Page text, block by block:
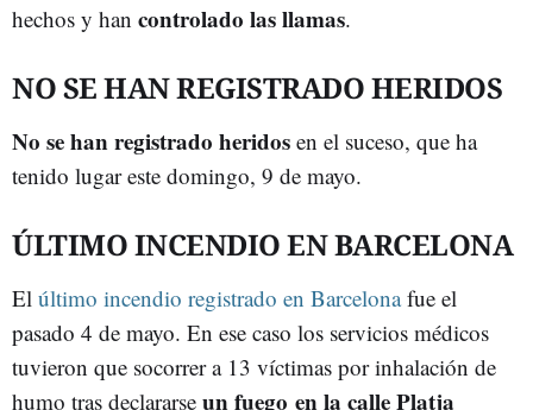
hechos y han controlado las llamas.
NO SE HAN REGISTRADO HERIDOS
No se han registrado heridos en el suceso, que ha
tenido lugar este domingo, 9 de mayo.
ÚLTIMO INCENDIO EN BARCELONA
El último incendio registrado en Barcelonafue el
pasado 4 de mayo. En ese caso los servicios médicos
tuvieron que socorrer a 13 víctimas por inhalación de
humo tras declararse un fuego en la calle Platja